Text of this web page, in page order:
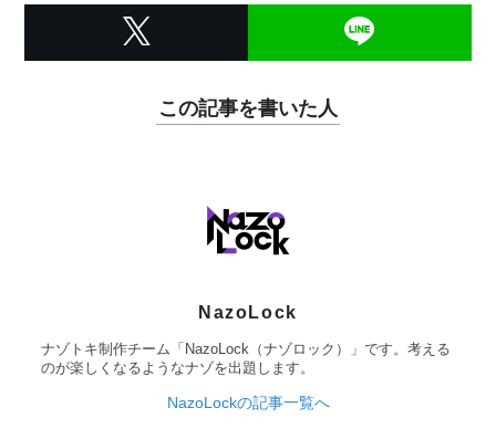
この記事を書いた人
NazoLock
ナゾトキ制作チーム「NazoLock（ナゾロック）」です。考える
のが楽しくなるようなナゾを出題します。
NazoLockの記事一覧へ